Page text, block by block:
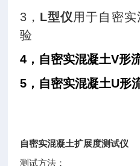
3 ， L型仪用于自密
验
4 ，自密实混凝土V形
5 ，自密实混凝土U形
自密实混凝土扩展度测试仪
测试方法：